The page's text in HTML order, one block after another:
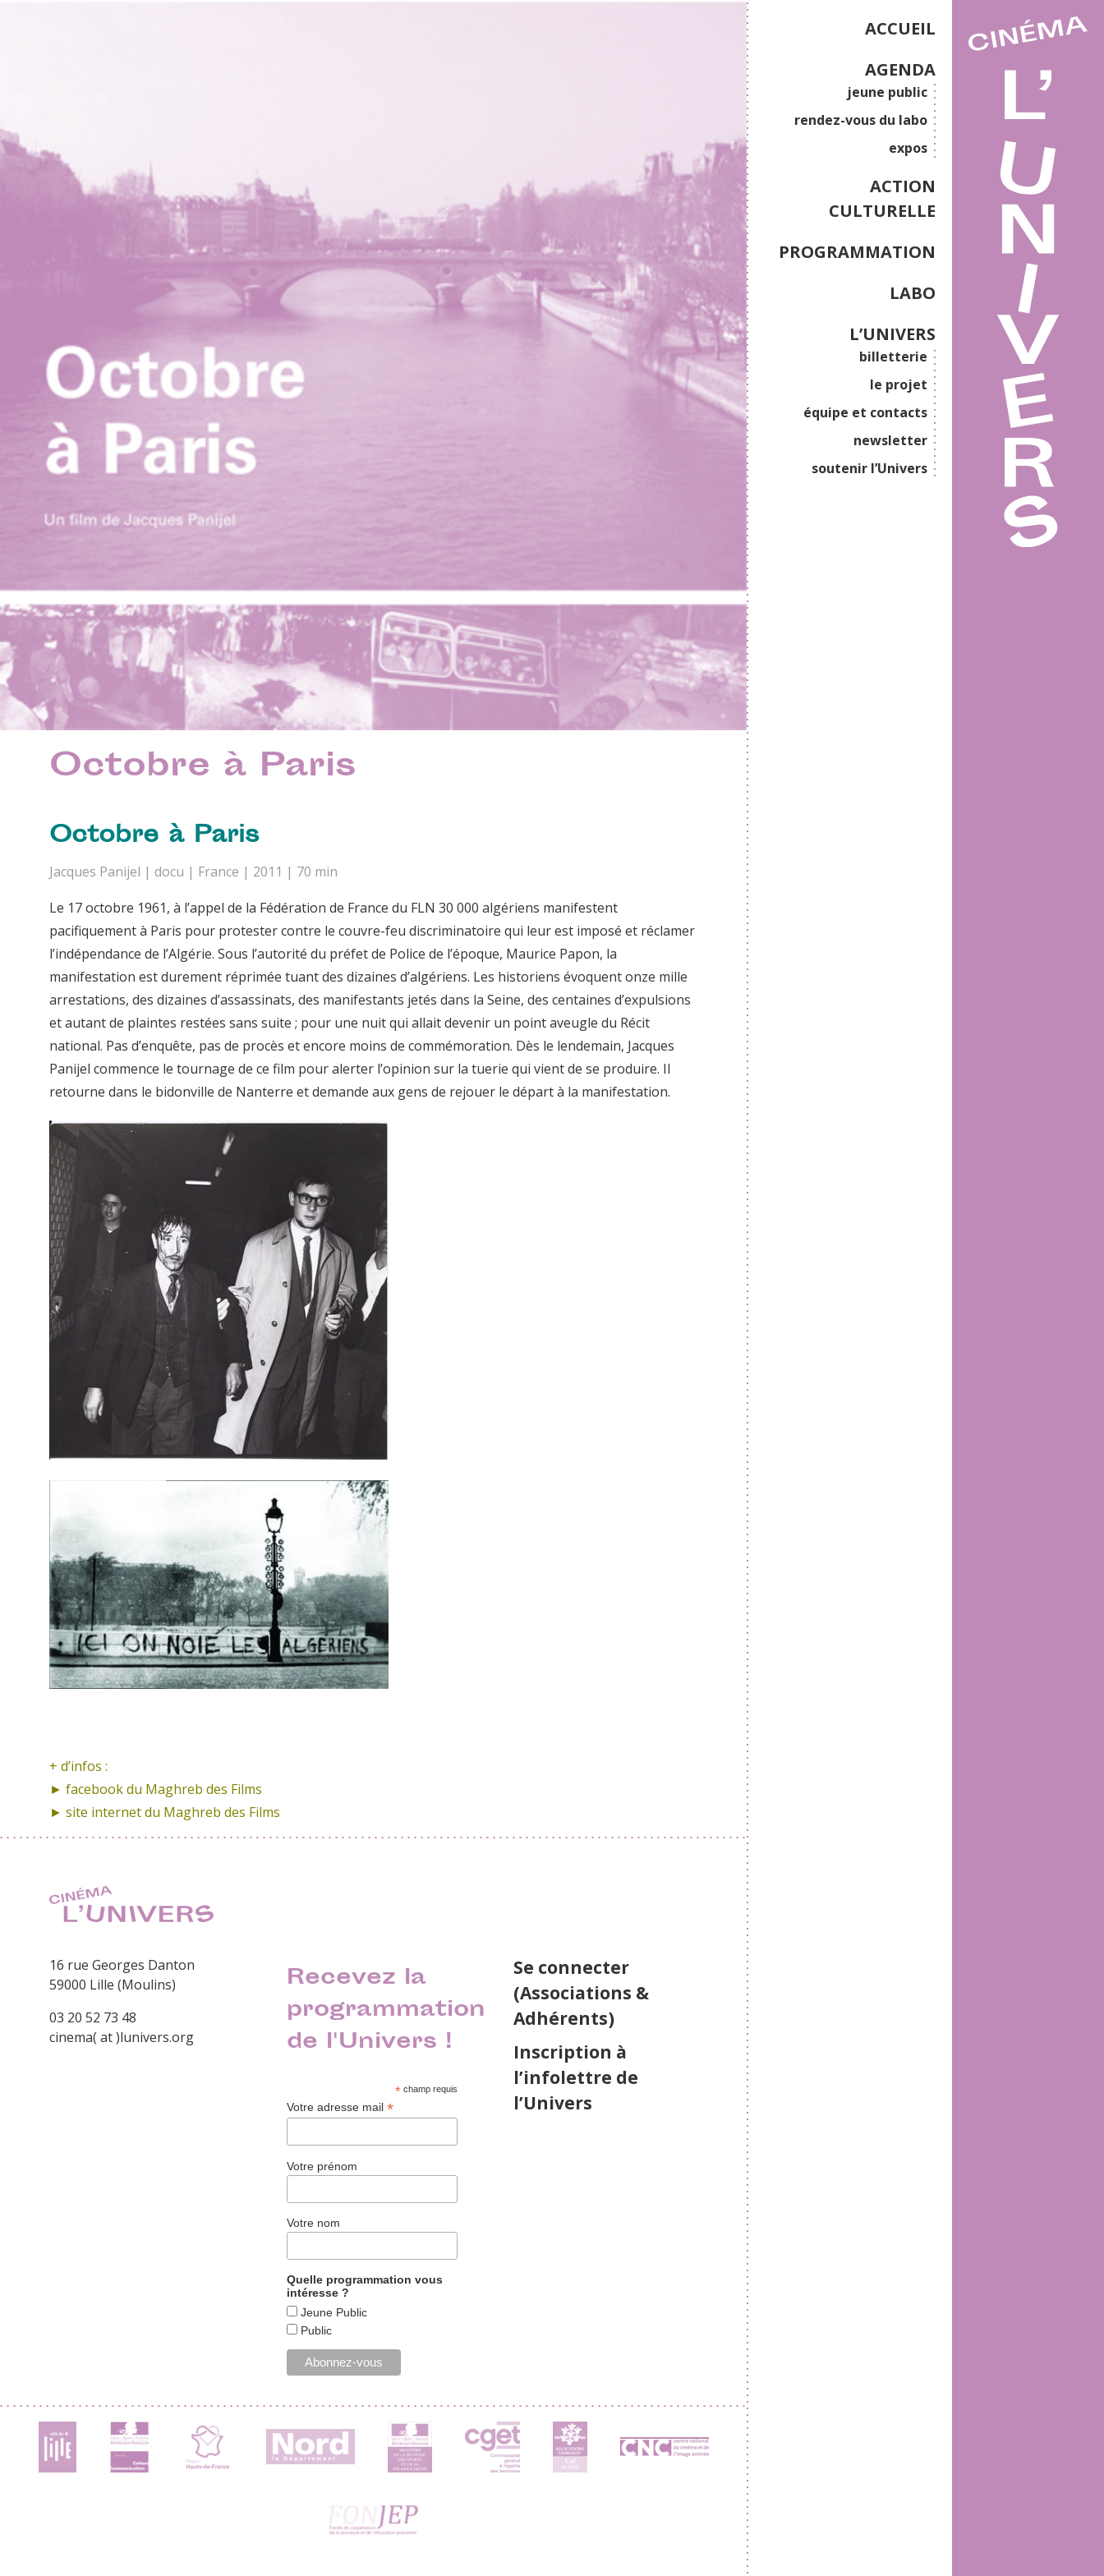
ACCUEIL
AGENDA
jeune public
rendez-vous du labo
expos
ACTION
CULTURELLE
PROGRAMMATION
LABO
L’UNIVERS
billetterie
le projet
équipe et contacts
newsletter
soutenir l’Univers
Octobre à Paris
Octobre à Paris
Jacques Panijel | docu | France | 2011 | 70 min
Le 17 octobre 1961, à l’appel de la Fédération de France du FLN 30 000 algériens manifestent
pacifiquement à Paris pour protester contre le couvre-feu discriminatoire qui leur est imposé et réclamer
l’indépendance de l’Algérie. Sous l’autorité du préfet de Police de l’époque, Maurice Papon, la
manifestation est durement réprimée tuant des dizaines d’algériens. Les historiens évoquent onze mille
arrestations, des dizaines d’assassinats, des manifestants jetés dans la Seine, des centaines d’expulsions
et autant de plaintes restées sans suite ; pour une nuit qui allait devenir un point aveugle du Récit
national. Pas d’enquête, pas de procès et encore moins de commémoration. Dès le lendemain, Jacques
Panijel commence le tournage de ce film pour alerter l’opinion sur la tuerie qui vient de se produire. Il
retourne dans le bidonville de Nanterre et demande aux gens de rejouer le départ à la manifestation.
+ d’infos :
► facebookdu Maghreb des Films
► site internetdu Maghreb des Films
16 rue Georges Danton
59000 Lille (Moulins)
03 20 52 73 48
cinema( at )lunivers.org
Recevez la
programmation
de l'Univers !
*champ requis
Votre adresse mail*
Votre prénom
Votre nom
Quelle programmation vous
intéresse ?
Jeune Public
Public
Se connecter
(Associations &
Adhérents)
Inscription à
l’infolettre de
l’Univers